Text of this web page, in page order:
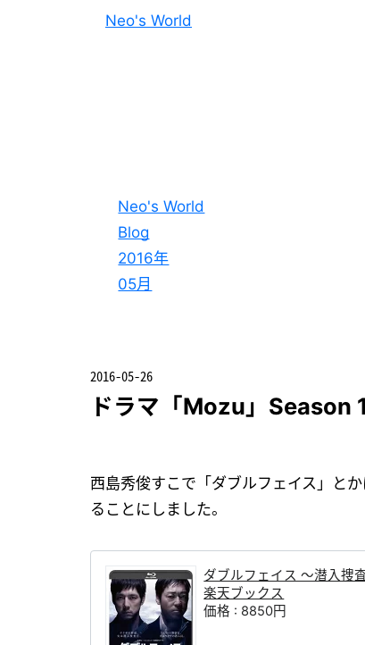
Neo's World
Neo's World
Blog
2016年
05月
2016-05-26
ドラマ「Mozu」Season
西島秀俊すこで「ダブルフェイス」と
ることにしました。
ダブルフェイス 〜潜入捜
楽天ブックス
価格 : 8850円